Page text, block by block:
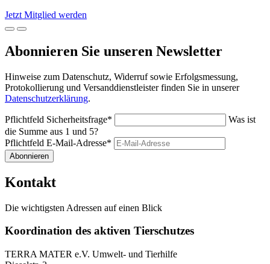
Jetzt Mitglied werden
Abonnieren Sie unseren Newsletter
Hinweise zum Datenschutz, Widerruf sowie Erfolgsmessung,
Protokollierung und Versanddienstleister finden Sie in unserer
Datenschutzerklärung.
Pflichtfeld Sicherheitsfrage*
Was ist
die Summe aus 1 und 5?
Pflichtfeld E-Mail-Adresse*
Abonnieren
Kontakt
Die wichtigsten Adressen auf einen Blick
Koordination des aktiven Tierschutzes
TERRA MATER e.V. Umwelt- und Tierhilfe